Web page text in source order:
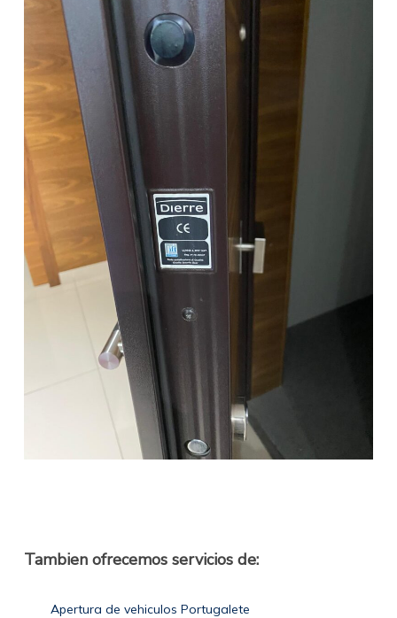
Tambien ofrecemos servicios de:
Apertura de vehiculos Portugalete